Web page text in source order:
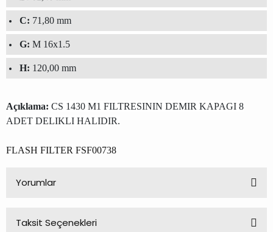
C: 71,80 mm
G: M 16x1.5
H: 120,00 mm
Açıklama: CS 1430 M1 FILTRESININ DEMIR KAPAGI 8
ADET DELIKLI HALIDIR.
FLASH FILTER FSF00738
Yorumlar
Taksit Seçenekleri